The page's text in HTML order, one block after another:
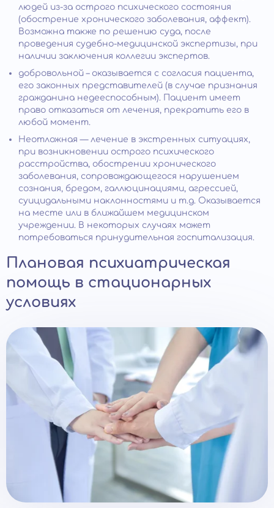
людей из-за острого психического состояния
(обострение хронического заболевания, аффект).
Возможна также по решению суда, после
проведения судебно-медицинской экспертизы, при
наличии заключения коллегии экспертов.
добровольной – оказывается с согласия пациента,
его законных представителей (в случае признания
гражданина недееспособным). Пациент имеет
право отказаться от лечения, прекратить его в
любой момент.
Неотложная — лечение в экстренных ситуациях,
при возникновении острого психического
расстройства, обострении хронического
заболевания, сопровождающегося нарушением
сознания, бредом, галлюцинациями, агрессией,
суицидальными наклонностями и т.д. Оказывается
на месте или в ближайшем медицинском
учреждении. В некоторых случаях может
потребоваться принудительная госпитализация.
Плановая психиатрическая
помощь в стационарных
условиях